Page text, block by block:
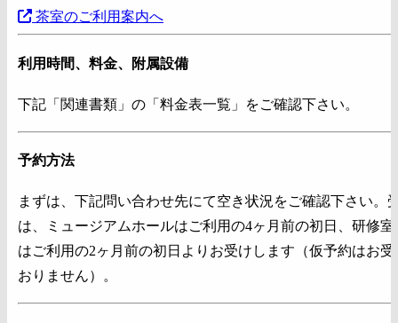
茶室のご利用案内へ
利用時間、料金、附属設備
下記「関連書類」の「料金表一覧」をご確認下さい。
予約方法
まずは、下記問い合わせ先にて空き状況をご確認下さい。
は、ミュージアムホールはご利用の4ヶ月前の初日、研修室
はご利用の2ヶ月前の初日よりお受けします（仮予約はお受
おりません）。